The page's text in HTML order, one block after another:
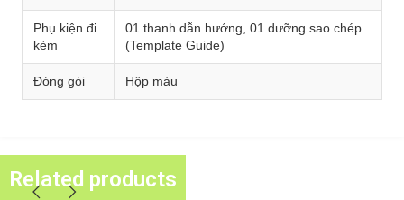
Phụ kiện đi
kèm
01 thanh dẫn hướng, 01 dưỡng sao chép
(Template Guide)
Đóng gói Hộp màu
Related products